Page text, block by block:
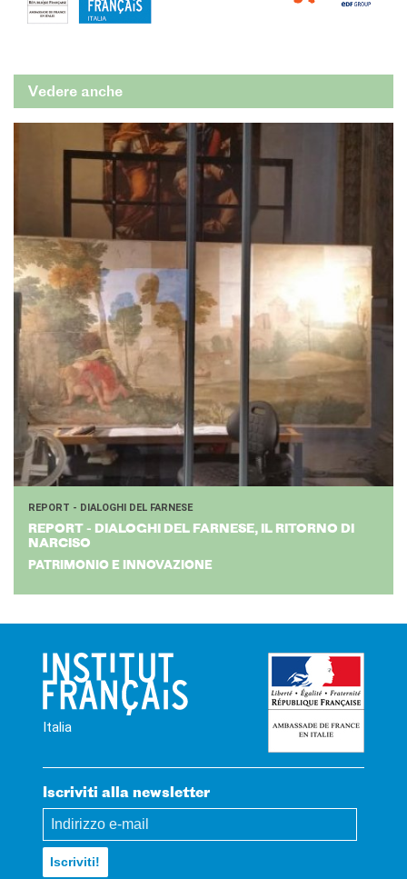
Vedere anche
REPORT - DIALOGHI DEL FARNESE
RE­PORT - DIA­LO­GHI DEL FAR­NE­SE, IL RI­TOR­NO DI
NAR­CI­SO
PATRIMONIO E INNOVAZIONE
Italia
Iscriviti alla newsletter